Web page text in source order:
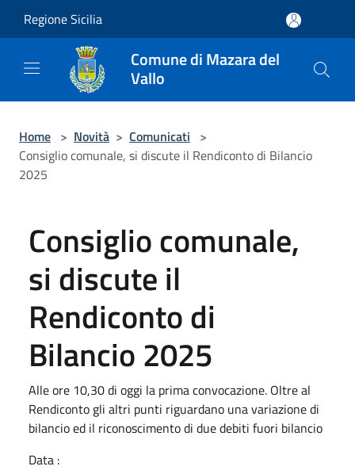
Regione Sicilia
Comune di Mazara del
Vallo
Home > Novità > Comunicati >
Consiglio comunale, si discute il Rendiconto di Bilancio
2025
Consiglio comunale,
si discute il
Rendiconto di
Bilancio 2025
Alle ore 10,30 di oggi la prima convocazione. Oltre al
Rendiconto gli altri punti riguardano una variazione di
bilancio ed il riconoscimento di due debiti fuori bilancio
Data :